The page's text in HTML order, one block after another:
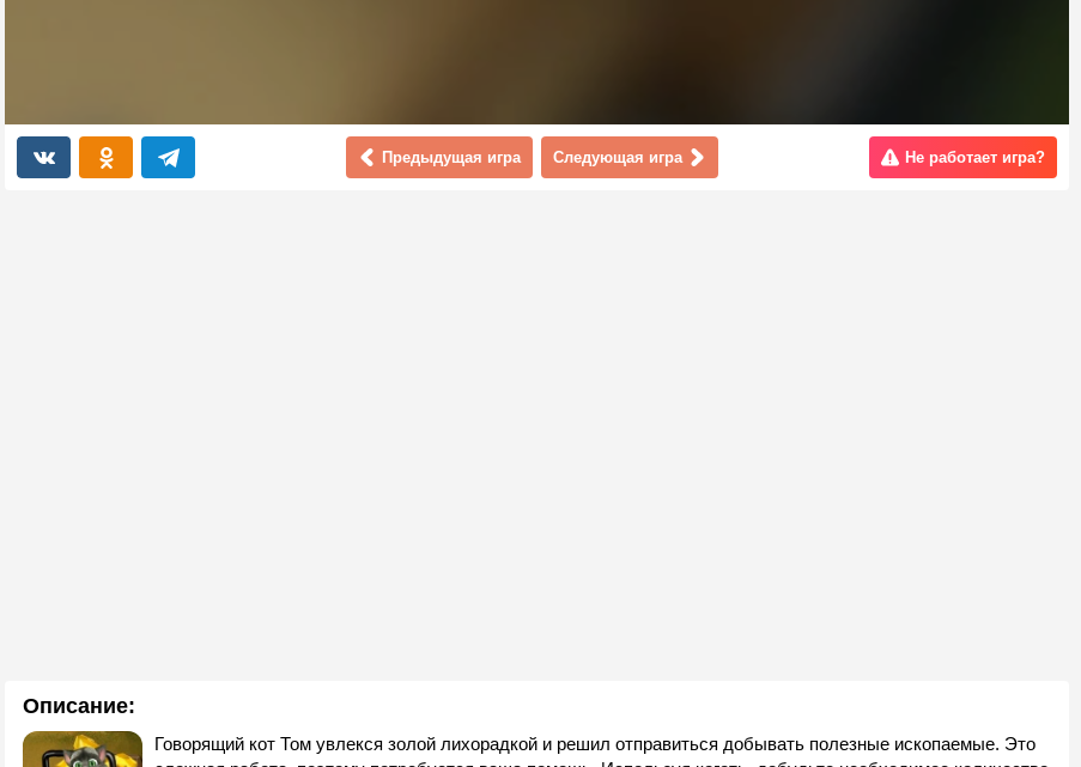
Предыдущая игра Следующая игра Не работает игра?
Описание:
Говорящий кот Том увлекся золой лихорадкой и решил отправиться добывать полезные ископаемые. Это